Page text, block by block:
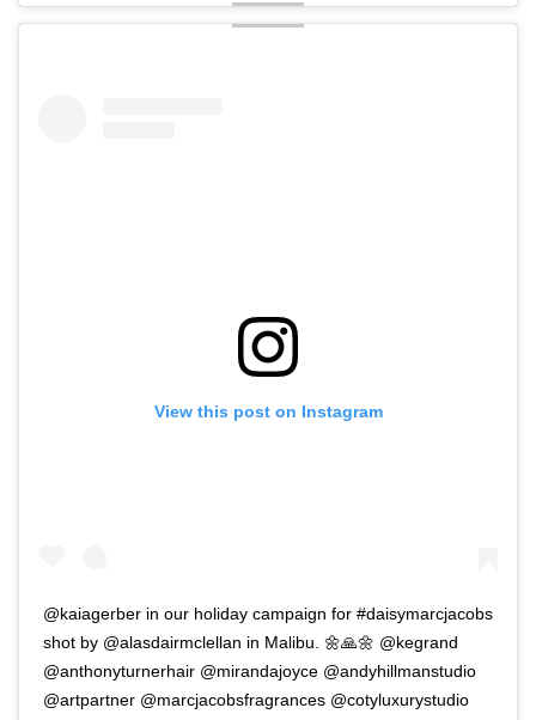
View this post on Instagram
@kaiagerber in our holiday campaign for #daisymarcjacobs
shot by @alasdairmclellan in Malibu. 🌼🙏🌼 @kegrand
@anthonyturnerhair @mirandajoyce @andyhillmanstudio
@artpartner @marcjacobsfragrances @cotyluxurystudio